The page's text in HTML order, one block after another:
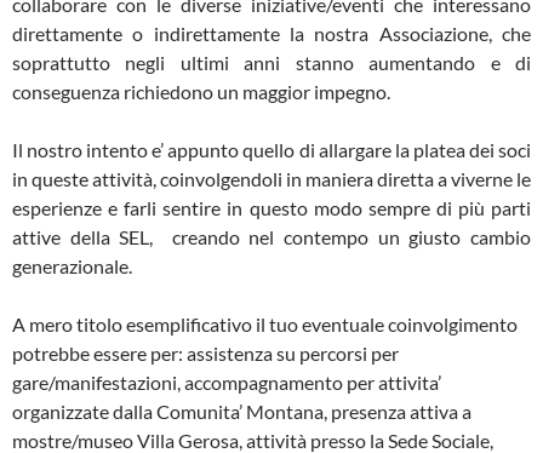
direttamente o indirettamente la nostra Associazione, che
soprattutto negli ultimi anni stanno aumentando e di
conseguenza richiedono un maggior impegno.
Il nostro intento e’ appunto quello di allargare la platea dei soci
in queste attività, coinvolgendoli in maniera diretta a viverne le
esperienze e farli sentire in questo modo sempre di più parti
attive della SEL, creando nel contempo un giusto cambio
generazionale.
A mero titolo esemplificativo il tuo eventuale coinvolgimento
potrebbe essere per: assistenza su percorsi per
gare/manifestazioni, accompagnamento per attivita’
organizzate dalla Comunita’ Montana, presenza attiva a
mostre/museo Villa Gerosa, attività presso la Sede Sociale,